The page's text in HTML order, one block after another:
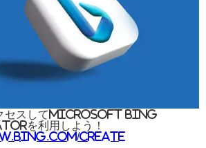
クセスしてMicrosoft Bing
を利用しよう！
create